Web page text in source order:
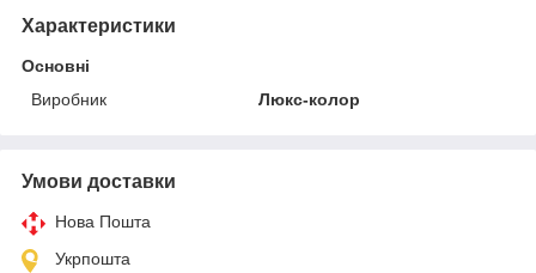
Характеристики
Основні
Виробник
Люкс-колор
Умови доставки
Нова Пошта
Укрпошта